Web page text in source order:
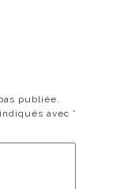
publiée.
avec *